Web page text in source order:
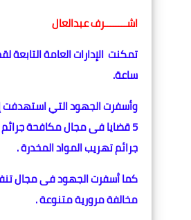
اشــــــــرف عبدالعال
ساعة.
وأسفرت الجهود التي استهدفت
جرائم تهريب المواد المخدرة .
مخالفة مرورية متنوعة .